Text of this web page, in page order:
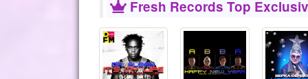
Fresh Records Top